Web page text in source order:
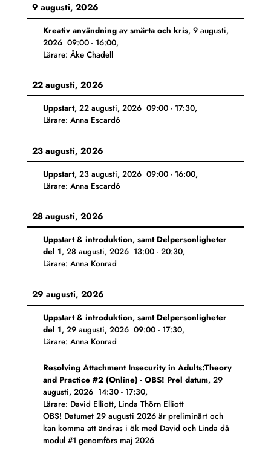
9 augusti, 2026
Kreativ användning av smärta och kris, 9 augusti,
2026 09:00- 16:00,
Lärare: Åke Chadell
22 augusti, 2026
Uppstart, 22 augusti, 2026 09:00- 17:30,
Lärare: Anna Escardó
23 augusti, 2026
Uppstart, 23 augusti, 2026 09:00- 16:00,
Lärare: Anna Escardó
28 augusti, 2026
Uppstart & introduktion, samt Delpersonligheter
del 1, 28 augusti, 2026 13:00- 20:30,
Lärare: Anna Konrad
29 augusti, 2026
Uppstart & introduktion, samt Delpersonligheter
del 1, 29 augusti, 2026 09:00- 17:30,
Lärare: Anna Konrad
Resolving Attachment Insecurity in Adults:Theory
and Practice #2 (Online) - OBS! Prel datum, 29
augusti, 2026 14:30- 17:30,
Lärare: David Elliott, Linda Thörn Elliott
OBS! Datumet 29 augusti 2026 är preliminärt och
kan komma att ändras i ök med David och Linda då
modul #1 genomförs maj 2026